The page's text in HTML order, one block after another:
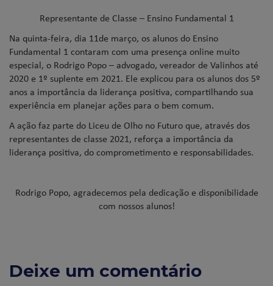
Representante de Classe – Ensino Fundamental 1
Na quinta-feira, dia 11de março, os alunos do Ensino
Fundamental 1 contaram com uma presença online muito
especial, o Rodrigo Popo – advogado, vereador de Valinhos até
2020 e 1º suplente em 2021. Ele explicou para os alunos dos 5º
anos a importância da liderança positiva, compartilhando sua
experiência em planejar ações para o bem comum.
A ação faz parte do Liceu de Olho no Futuro que, através dos
representantes de classe 2021, reforça a importância da
liderança positiva, do comprometimento e responsabilidades.
Rodrigo Popo, agradecemos pela dedicação e disponibilidade
com nossos alunos!
Deixe um comentário